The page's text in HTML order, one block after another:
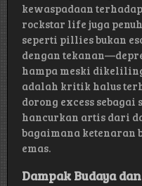
kewaspadaan
rockstar life juga
seperti pillies bukan
dengan
hampa meski
adalah kritik halus
dorong excess sebagai
hancurkan artis dari
bagaimana ketenaran
emas.
Dampak Budaya